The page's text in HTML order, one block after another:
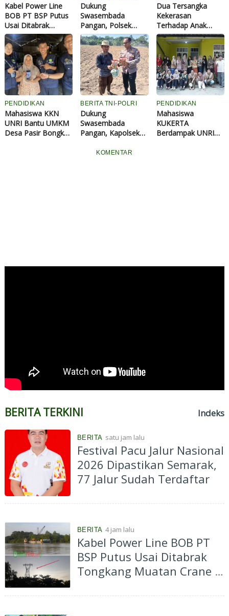
Kabel Power Line
BOB PT BSP Putus
Usai Ditabrak
Tongkang Muatan
Crane di Aliran
Sungai Siak
Perawang
Dukung
Swasembada
Pangan, Polsek
Tualang dan
Forkopimcam
Tanam Jagung
Kuartal III di Ponpes
Abu Huroiroh
Dua Tersangka
Kekerasan
Terhadap Anak
Bawah Umur di Siak
Diamankan Polisi
PENDIDIKAN
Mahasiswa KKN
UNRI Bantu UMKM
Desa Pasir Bongkal
BERITA TNI-POLRI
Dukung
Swasembada
Pangan, Kapolsek
Bibit Jagung Pipil
PENDIDIKAN
Mahasiswa
KUKERTA
Berdampak UNRI
KOMENTAR
BERITA TERKINI Indeks
BERITA satu jam lalu
Festival Pacu Jalur Nasional
2026 Dipastikan Semarak,
77 Jalur Sudah Terdaftar
BERITA 4 jam lalu
Kabel Power Line BOB PT
BSP Putus Usai Ditabrak
Tongkang Muatan Crane di
Perawang